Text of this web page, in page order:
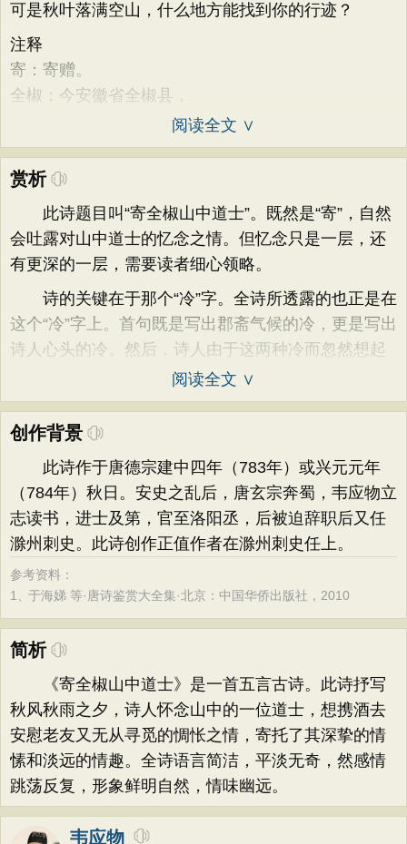
可是秋叶落满空山，什么地方能找到你的行迹？
注释
寄：寄赠。
全椒：今安徽省全椒县，
阅读全文 ∨
赏析
此诗题目叫“寄全椒山中道士”。既然是“寄”，自然
会吐露对山中道士的忆念之情。但忆念只是一层，还
有更深的一层，需要读者细心领略。
诗的关键在于那个“冷”字。全诗所透露的也正是在
这个“冷”字上。首句既是写出郡斋气候的冷，更是写出
诗人心头的冷。然后，诗人由于这两种冷而忽然想起
阅读全文 ∨
创作背景
此诗作于唐德宗建中四年（783年）或兴元元年
（784年）秋日。安史之乱后，唐玄宗奔蜀，韦应物立
志读书，进士及第，官至洛阳丞，后被迫辞职后又任
滁州刺史。此诗创作正值作者在滁州刺史任上。
参考资料：
1、于海娣 等·唐诗鉴赏大全集·北京：中国华侨出版社，2010
简析
《寄全椒山中道士》是一首五言古诗。此诗抒写
秋风秋雨之夕，诗人怀念山中的一位道士，想携酒去
安慰老友又无从寻觅的惆怅之情，寄托了其深挚的情
愫和淡远的情趣。全诗语言简洁，平淡无奇，然感情
跳荡反复，形象鲜明自然，情味幽远。
韦应物